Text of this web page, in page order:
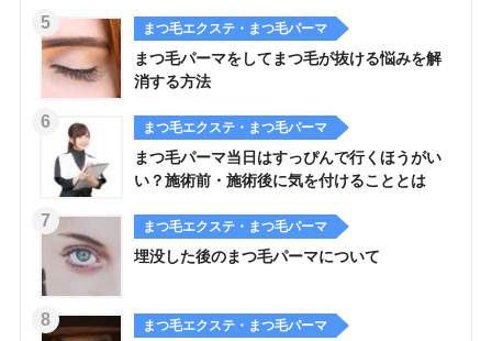
まつ毛エクステ・まつ毛パーマ
まつ毛パーマをしてまつ毛が抜ける悩みを解
消する方法
まつ毛エクステ・まつ毛パーマ
まつ毛パーマ当日はすっぴんで行くほうがい
い？施術前・施術後に気を付けることとは
まつ毛エクステ・まつ毛パーマ
埋没した後のまつ毛パーマについて
まつ毛エクステ・まつ毛パーマ